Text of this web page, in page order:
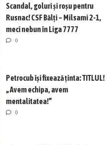
Scandal, goluri și roșu pentru
Rusnac! CSF Bălți – Milsami 2-1,
meci nebun în Liga 7777
0
Petrocub își fixează ținta: TITLUL!
„Avem echipa, avem
mentalitatea!”
0